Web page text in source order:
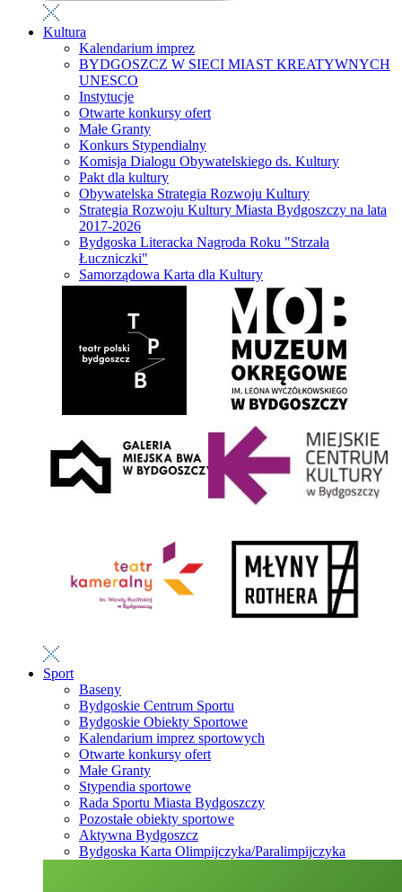
Kultura
Kalendarium imprez
BYDGOSZCZ W SIECI MIAST KREATYWNYCH
UNESCO
Instytucje
Otwarte konkursy ofert
Małe Granty
Konkurs Stypendialny
Komisja Dialogu Obywatelskiego ds. Kultury
Pakt dla kultury
Obywatelska Strategia Rozwoju Kultury
Strategia Rozwoju Kultury Miasta Bydgoszczy na lata
2017-2026
Bydgoska Literacka Nagroda Roku "Strzała
Łuczniczki"
Samorządowa Karta dla Kultury
Sport
Baseny
Bydgoskie Centrum Sportu
Bydgoskie Obiekty Sportowe
Kalendarium imprez sportowych
Otwarte konkursy ofert
Małe Granty
Stypendia sportowe
Rada Sportu Miasta Bydgoszczy
Pozostałe obiekty sportowe
Aktywna Bydgoszcz
Bydgoska Karta Olimpijczyka/Paralimpijczyka